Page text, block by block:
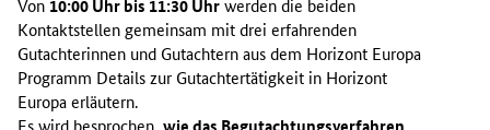
Von 10:00 Uhr bis 11:30 Uhrwerden die beiden
Kontaktstellen gemeinsam mit drei erfahrenden
Gutachterinnen und Gutachtern aus dem Horizont Europa
Programm Details zur Gutachtertätigkeit in Horizont
Europa erläutern.
Es wird besprochen,